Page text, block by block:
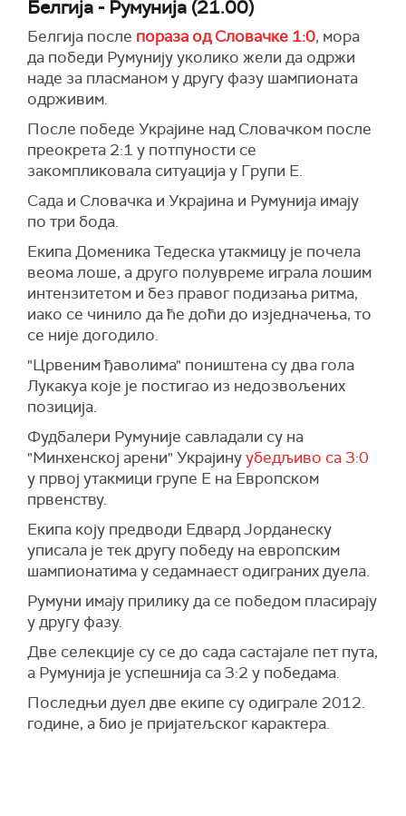
Белгија - Румунија (21.00)
Белгија после пораза од Словачке 1:0, мора
да победи Румунију уколико жели да одржи
наде за пласманом у другу фазу шампионата
одрживим.
После победе Украјине над Словачком после
преокрета 2:1 у потпуности се
закомпликовала ситуација у Групи Е.
Сада и Словачка и Украјина и Румунија имају
по три бода.
Екипа Доменика Тедеска утакмицу је почела
веома лоше, а друго полувреме играла лошим
интензитетом и без правог подизања ритма,
иако се чинило да ће доћи до изједначења, то
се није догодило.
"Црвеним ђаволима" поништена су два гола
Лукакуа које је постигао из недозвољених
позиција.
Фудбалери Румуније савладали су на
"Минхенској арени" Украјинуубедљиво са 3:0
у првој утакмици групе Е на Европском
првенству.
Екипа коју предводи Едвард Јорданеску
уписала је тек другу победу на европским
шампионатима у седамнаест одиграних дуела.
Румуни имају прилику да се победом пласирају
у другу фазу.
Две селекције су се до сада састајале пет пута,
а Румунија је успешнија са 3:2 у победама.
Последњи дуел две екипе су одиграле 2012.
године, а био је пријатељског карактера.